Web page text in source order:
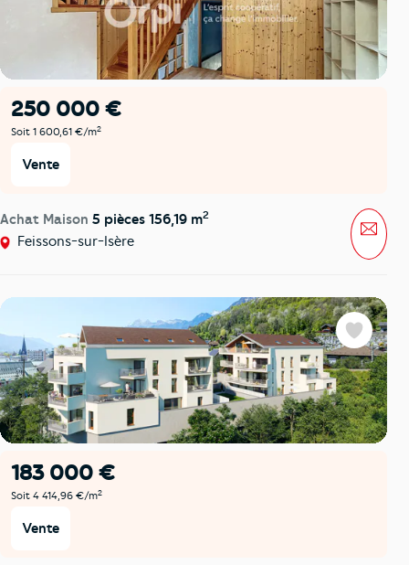
250 000 €
Soit 1 600,61 €/m2
Vente
Achat Maison 5 pièces 156,19 m2
Feissons-sur-Isère
183 000 €
Soit 4 414,96 €/m2
Vente
Favoris